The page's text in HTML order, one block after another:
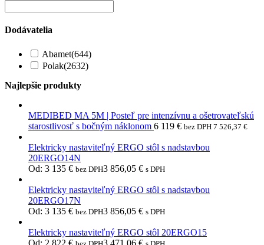
Dodávatelia
Abamet(644)
Polak(2632)
Najlepšie produkty
MEDIBED MA 5M | Posteľ pre intenzívnu a ošetrovateľskú
starostlivosť s bočným náklonom 6 119 € bez DPH 7 526,37 €
Elektricky nastaviteľný ERGO stôl s nadstavbou
20ERGO14N
Od: 3 135 € bez DPH3 856,05 € s DPH
Elektricky nastaviteľný ERGO stôl s nadstavbou
20ERGO17N
Od: 3 135 € bez DPH3 856,05 € s DPH
Elektricky nastaviteľný ERGO stôl 20ERGO15